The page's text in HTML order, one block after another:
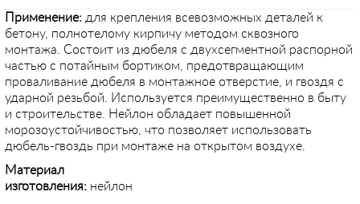
Применение: для крепления всевозможных деталей к
бетону, полнотелому кирпичу методом сквозного
монтажа. Состоит из дюбеля с двухсегментной распорной
частью с потайным бортиком, предотвращающим
проваливание дюбеля в монтажное отверстие, и гвоздя с
ударной резьбой. Используется преимущественно в быту
и строительстве. Нейлон обладает повышенной
морозоустойчивостью, что позволяет использовать
дюбель-гвоздь при монтаже на открытом воздухе.
Материал
изготовления: